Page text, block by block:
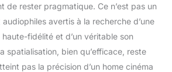
de rester pragmatique. Ce n’est pas un
avertis à la recherche d’une
fidélité et d’un véritable son
spatialisation, bien qu’efficace, reste
pas la précision d’un home cinéma